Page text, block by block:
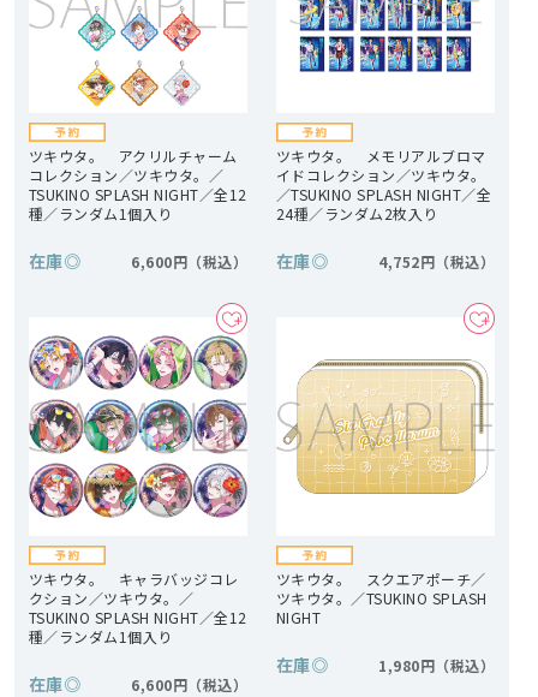
ツキウタ。 アクリルチャーム
コレクション／ツキウタ。／
TSUKINO SPLASH NIGHT／全12
種／ランダム1個入り
在庫◎ 6,600円
ツキウタ。 メモリアルブロマ
イドコレクション／ツキウタ。
／TSUKINO SPLASH NIGHT／全
24種／ランダム2枚入り
在庫◎ 4,752円
ツキウタ。 キャラバッジコレ
クション／ツキウタ。／
TSUKINO SPLASH NIGHT／全12
種／ランダム1個入り
在庫◎ 6,600円
ツキウタ。 スクエアポーチ／
ツキウタ。／TSUKINO SPLASH
NIGHT
在庫◎ 1,980円